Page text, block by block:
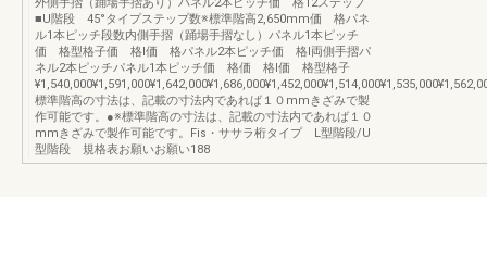
■U階段 45°タイプステップ数※標準階高2,650mm価 格パネ
ル1本ピッチ段数内側手摺（踊場手摺なし）パネル1本ピッチ
価 格型格子価 格I価 格パネル2本ピッチ価 格I両側手摺パ
ネル2本ピッチパネル1本ピッチ価 格価 格I価 格型格子
標準階高の寸法は、記載の寸法内であれば１０mmきざみで製
作可能です。●※標準階高の寸法は、記載の寸法内であれば１０
mmきざみで製作可能です。Fis・ササラ桁タイプ L型階段/U
型階段 規格表お願いお願い188